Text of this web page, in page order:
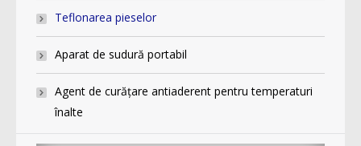
Teflonarea pieselor
Aparat de sudură portabil
Agent de curăţare antiaderent pentru temperaturi
înalte